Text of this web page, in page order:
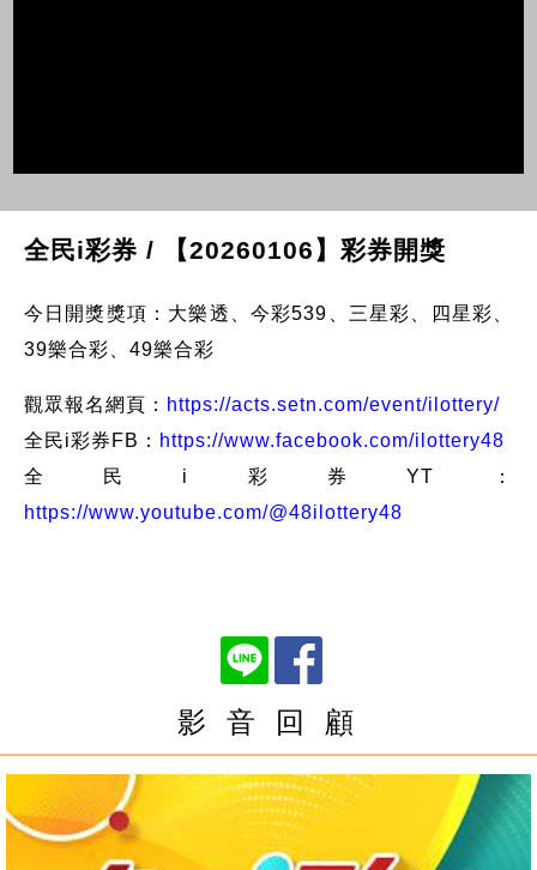
全民i彩券 / 【20260106】彩券開獎
今日開獎獎項：大樂透、今彩539、三星彩、四星彩、
39樂合彩、49樂合彩
觀眾報名網頁： https://acts.setn.com/event/ilottery/
全民i彩券FB： https://www.facebook.com/ilottery48
全民i彩券YT：
https://www.youtube.com/@48ilottery48
影 音 回 顧